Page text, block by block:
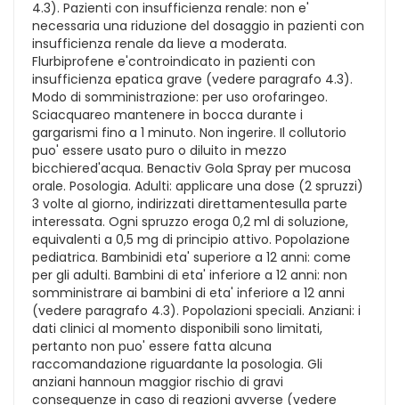
4.3). Pazienti con insufficienza renale: non e'
necessaria una riduzione del dosaggio in pazienti con
insufficienza renale da lieve a moderata.
Flurbiprofene e'controindicato in pazienti con
insufficienza epatica grave (vedere paragrafo 4.3).
Modo di somministrazione: per uso orofaringeo.
Sciacquareo mantenere in bocca durante i
gargarismi fino a 1 minuto. Non ingerire. Il collutorio
puo' essere usato puro o diluito in mezzo
bicchiered'acqua. Benactiv Gola Spray per mucosa
orale. Posologia. Adulti: applicare una dose (2 spruzzi)
3 volte al giorno, indirizzati direttamentesulla parte
interessata. Ogni spruzzo eroga 0,2 ml di soluzione,
equivalenti a 0,5 mg di principio attivo. Popolazione
pediatrica. Bambinidi eta' superiore a 12 anni: come
per gli adulti. Bambini di eta' inferiore a 12 anni: non
somministrare ai bambini di eta' inferiore a 12 anni
(vedere paragrafo 4.3). Popolazioni speciali. Anziani: i
dati clinici al momento disponibili sono limitati,
pertanto non puo' essere fatta alcuna
raccomandazione riguardante la posologia. Gli
anziani hannoun maggior rischio di gravi
conseguenze in caso di reazioni avverse (vedere